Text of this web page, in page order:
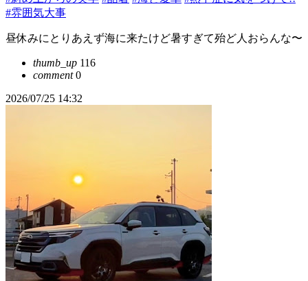
#雰囲気大事
昼休みにとりあえず海に来たけど暑すぎて殆ど人おらんな〜
thumb_up 116
comment0
2026/07/25 14:32